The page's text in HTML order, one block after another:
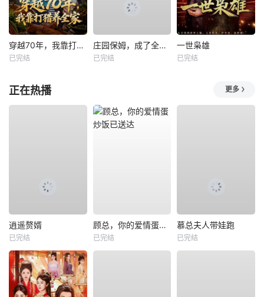
穿越70年，我靠打猎养全家
已完结
庄园保姆，成了全家白月光
已完结
一世枭雄
已完结
正在热播 更多
逍遥赘婿
已完结
顾总，你的爱情蛋炒饭已送达
已完结
慕总夫人带娃跑
已完结